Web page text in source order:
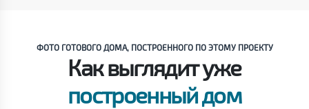
ФОТО ГОТОВОГО ДОМА, ПОСТРОЕННОГО ПО ЭТОМУ ПРОЕКТУ
Как выглядит уже
построенный дом